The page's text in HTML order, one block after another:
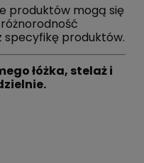
produktów mogą się
specyfikę produktów.
łóżka, stelaż i